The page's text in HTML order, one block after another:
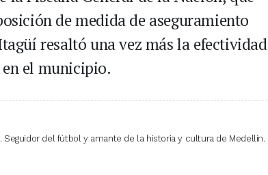
de medida de aseguramiento
resaltó una vez más la efectividad
el municipio.
del fútbol y amante de la historia y cultura de Medellín.